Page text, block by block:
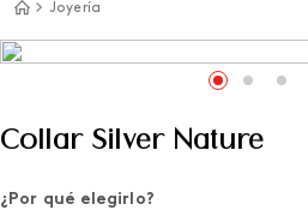
Joyería
Collar Silver Nature
¿Por qué elegirlo?